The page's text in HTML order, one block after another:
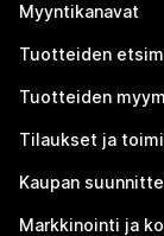
Myyntikanavat
Tuotteiden
Tuotteiden
Tilaukset ja
Kaupan
Markkinointi ja